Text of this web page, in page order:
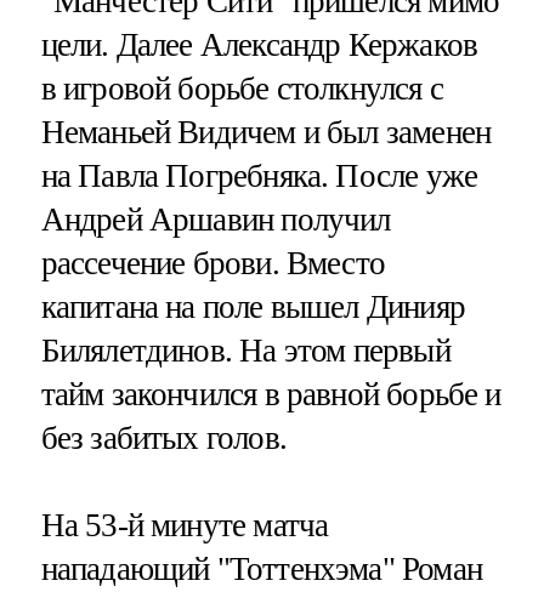
цели. Далее Александр Кержаков
в игровой борьбе столкнулся с
Неманьей Видичем и был заменен
на Павла Погребняка. После уже
Андрей Аршавин получил
рассечение брови. Вместо
капитана на поле вышел Динияр
Билялетдинов. На этом первый
тайм закончился в равной борьбе и
без забитых голов.
На 53-й минуте матча
нападающий "Тоттенхэма" Роман